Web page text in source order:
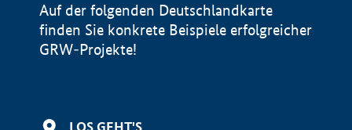
Auf der folgenden Deutschlandkarte
finden Sie konkrete Beispiele erfolgreicher
GRW-Projekte!
LOS GEHT'S